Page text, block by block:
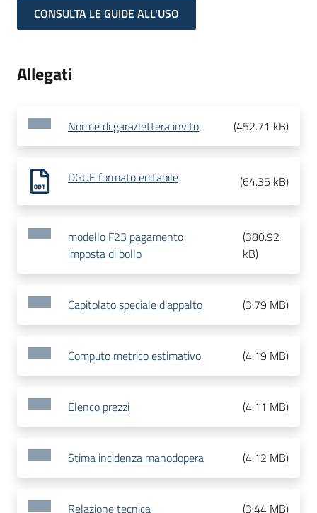
CONSULTA LE GUIDE ALL'USO
Allegati
Norme di gara/lettera invito (452.71 kB)
DGUE formato editabile (64.35 kB)
modello F23 pagamento
imposta di bollo
(380.92
kB)
Capitolato speciale d'appalto (3.79 MB)
Computo metrico estimativo (4.19 MB)
Elenco prezzi (4.11 MB)
Stima incidenza manodopera (4.12 MB)
Relazione tecnica (3.44 MB)